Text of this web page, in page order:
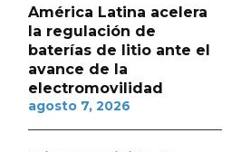
América Latina acelera
la regulación de
baterías de litio ante el
avance de la
electromovilidad
agosto 7, 2026